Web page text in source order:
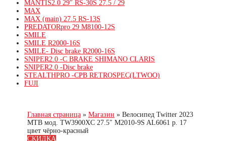
MANTIS2.0 29″ RS-30S 27.5 / 29
MAX
MAX (main) 27.5 RS-13S
PREDATORpro 29 M8100-12S
SMILE
SMILE R2000-16S
SMILE- Disc brake R2000-16S
SNIPER2.0 -C BRAKE SHIMANO CLARIS
SNIPER2.0 -Disc brake
STEALTHPRO -CPB RETROSPEC(LTWOO)
FUJI
Главная страница » Магазин » Велосипед Twitter 2023
MTB мод. TW3900XC 27.5″ M2010-9S AL6061 р. 17
цвет чёрно-красный
СКИДКА